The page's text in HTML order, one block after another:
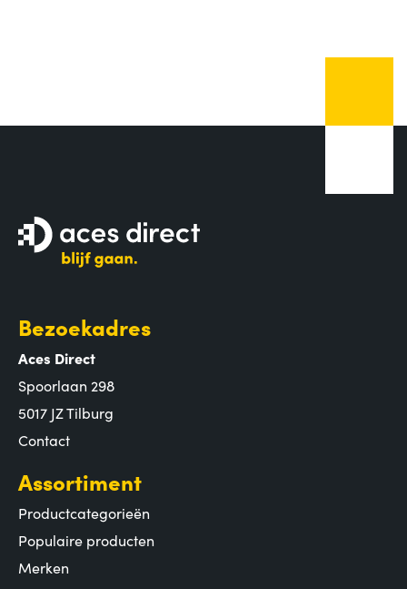
Bezoekadres
Aces Direct
Spoorlaan 298
5017 JZ Tilburg
Contact
Assortiment
Productcategorieën
Populaire producten
Merken